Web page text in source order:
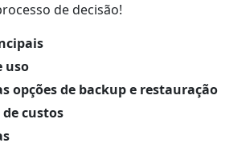
de decisão!
uso
opções de backup e restauração
custos